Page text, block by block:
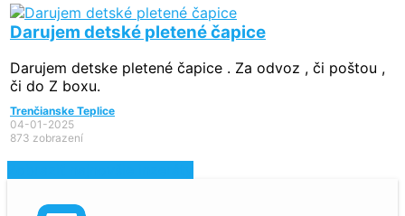
Darujem detské pletené čapice
Darujem detske pletené čapice . Za odvoz , či poštou ,
či do Z boxu.
Trenčianske Teplice
04-01-2025
873 zobrazení